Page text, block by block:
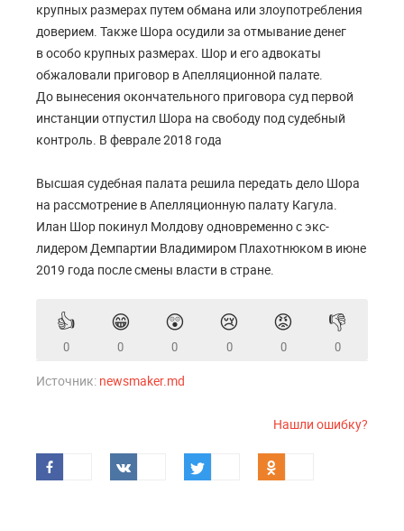
крупных размерах путем обмана или злоупотребления
доверием. Также Шора осудили за отмывание денег
в особо крупных размерах. Шор и его адвокаты
обжаловали приговор в Апелляционной палате.
До вынесения окончательного приговора суд первой
инстанции отпустил Шора на свободу под судебный
контроль. В феврале 2018 года
Высшая судебная палата решила передать дело Шора
на рассмотрение в Апелляционную палату Кагула.
Илан Шор покинул Молдову одновременно с экс-
лидером Демпартии Владимиром Плахотнюком в июне
2019 года после смены власти в стране.
👍
0
😁
0
😲
0
😢
0
😡
0
👎
0
Источник: newsmaker.md
Нашли ошибку?